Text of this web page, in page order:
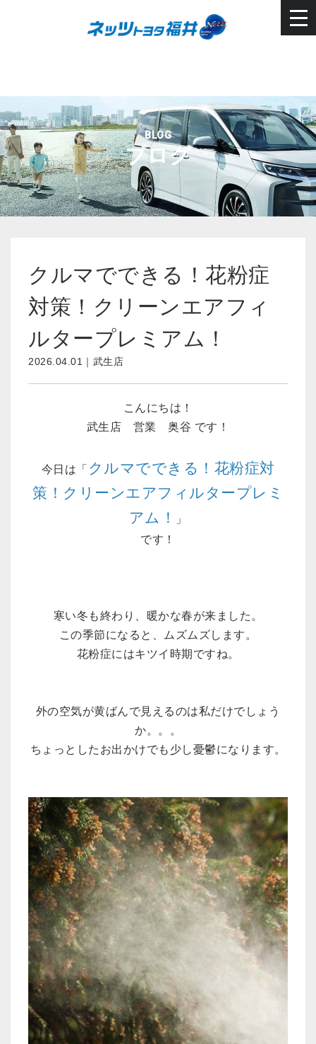
BLOG
ブログ
クルマでできる！花粉症
対策！クリーンエアフィ
ルタープレミアム！
2026.04.01｜武生店
こんにちは！
武生店 営業 奥谷 です！
今日は「 クルマでできる！花粉症対
策！クリーンエアフィルタープレミ
アム！
」
です！
寒い冬も終わり、暖かな春が来ました。
この季節になると、ムズムズします。
花粉症にはキツイ時期ですね。
外の空気が黄ばんで見えるのは私だけでしょう
か。。。
ちょっとしたお出かけでも少し憂鬱になります。